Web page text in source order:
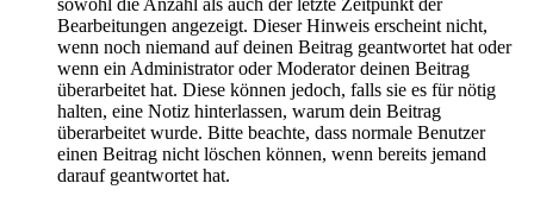
Bearbeitungen angezeigt. Dieser Hinweis erscheint nicht,
wenn noch niemand auf deinen Beitrag geantwortet hat oder
wenn ein Administrator oder Moderator deinen Beitrag
überarbeitet hat. Diese können jedoch, falls sie es für nötig
halten, eine Notiz hinterlassen, warum dein Beitrag
überarbeitet wurde. Bitte beachte, dass normale Benutzer
einen Beitrag nicht löschen können, wenn bereits jemand
darauf geantwortet hat.